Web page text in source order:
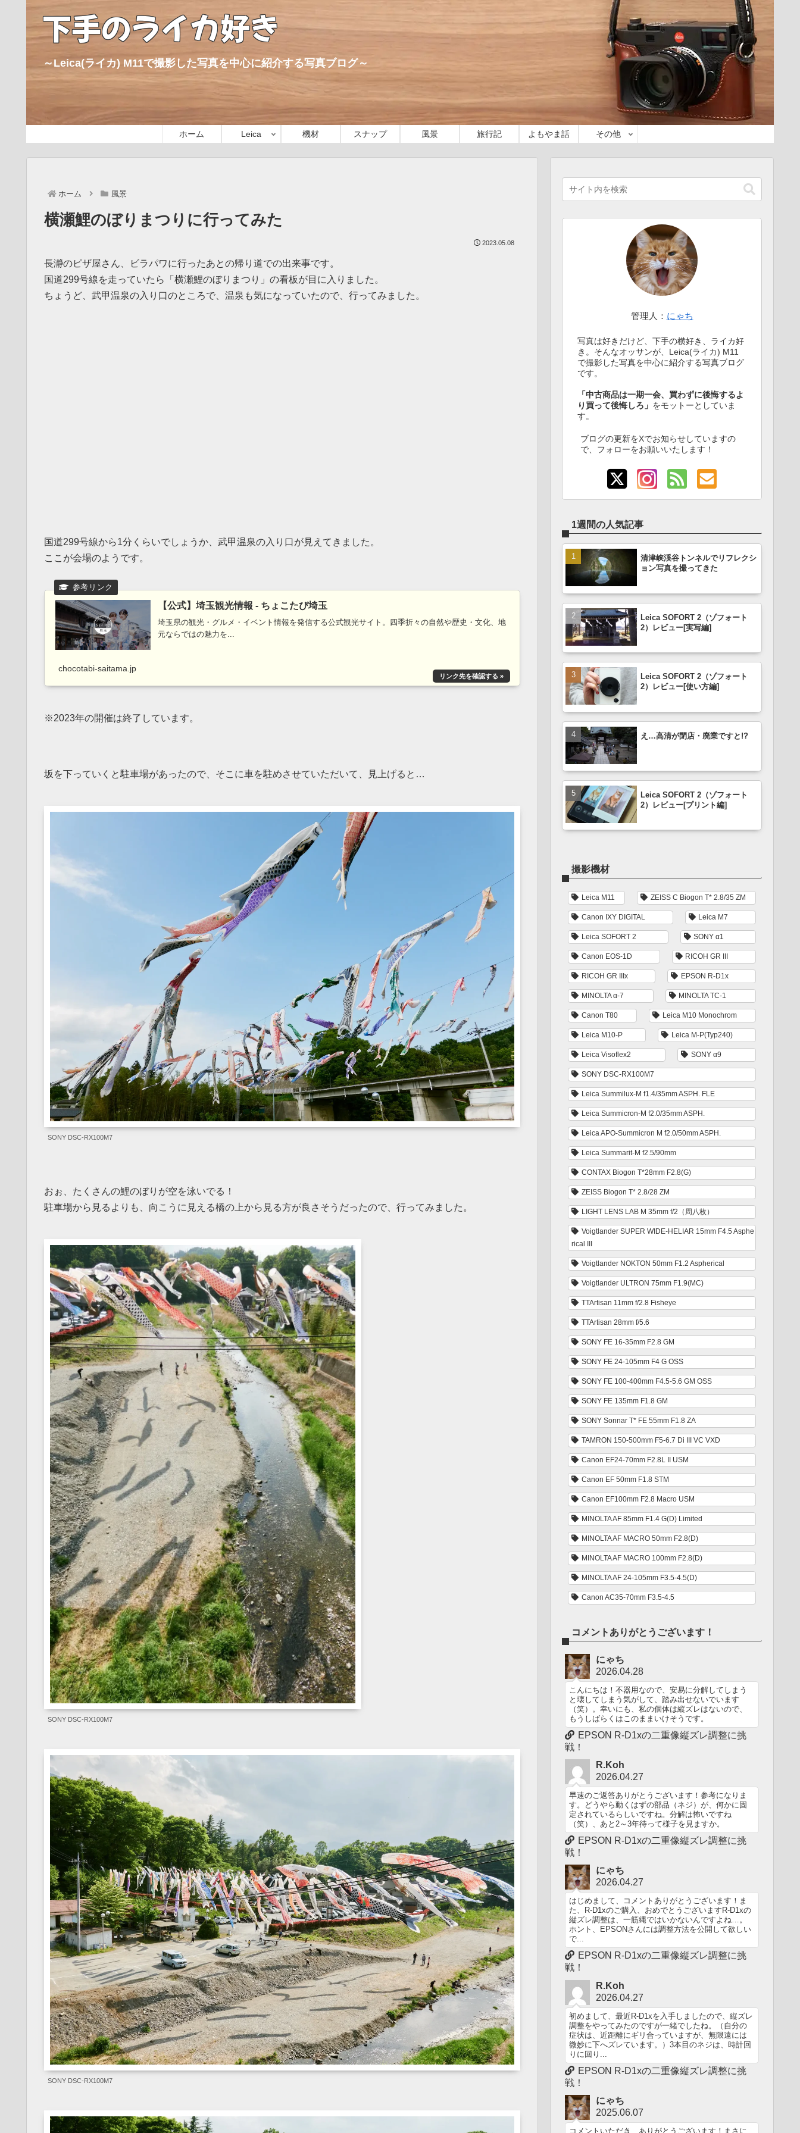
下手のライカ好き
～Leica(ライカ) M11で撮影した写真を中心に紹介する写真ブログ～
ホーム Leica 機材 スナップ 風景 旅行記 よもやま話 その他
ホーム 風景
横瀬鯉のぼりまつりに行ってみた
2023.05.08
長瀞のピザ屋さん、ビラパワに行ったあとの帰り道での出来事です。
国道299号線を走っていたら「横瀬鯉のぼりまつり」の看板が目に入りました。
ちょうど、武甲温泉の入り口のところで、温泉も気になっていたので、行ってみました。
国道299号線から1分くらいでしょうか、武甲温泉の入り口が見えてきました。
ここが会場のようです。
【公式】埼玉観光情報 - ちょこたび埼玉
埼玉県の観光・グルメ・イベント情報を発信する公式観光サイト。四季折々の自然や歴史・文化、地
元ならではの魅力を...
chocotabi-saitama.jp
※2023年の開催は終了しています。
坂を下っていくと駐車場があったので、そこに車を駐めさせていただいて、見上げると…
SONY DSC-RX100M7
おぉ、たくさんの鯉のぼりが空を泳いでる！
駐車場から見るよりも、向こうに見える橋の上から見る方が良さそうだったので、行ってみました。
SONY DSC-RX100M7
SONY DSC-RX100M7
管理人： にゃち
写真は好きだけど、下手の横好き、ライカ好
き。そんなオッサンが、Leica(ライカ) M11
で撮影した写真を中心に紹介する写真ブログ
です。
「中古商品は一期一会、買わずに後悔するよ
り買って後悔しろ」 をモットーとしていま
す。
ブログの更新をXでお知らせしていますの
で、フォローをお願いいたします！
1週間の人気記事
清津峡渓谷トンネルでリフレクシ
ョン写真を撮ってきた
Leica SOFORT 2（ゾフォート
2）レビュー[実写編]
Leica SOFORT 2（ゾフォート
2）レビュー[使い方編]
え…高清が閉店・廃業ですと!?
Leica SOFORT 2（ゾフォート
2）レビュー[プリント編]
撮影機材
Leica M11 ZEISS C Biogon T* 2.8/35 ZM
Canon IXY DIGITAL Leica M7
Leica SOFORT 2 SONY α1
Canon EOS-1D RICOH GR III
RICOH GR IIIx EPSON R-D1x
MINOLTA α-7 MINOLTA TC-1
Canon T80 Leica M10 Monochrom
Leica M10-P Leica M-P(Typ240)
Leica Visoflex2 SONY α9
SONY DSC-RX100M7
Leica Summilux-M f1.4/35mm ASPH. FLE
Leica Summicron-M f2.0/35mm ASPH.
Leica APO-Summicron M f2.0/50mm ASPH.
Leica Summarit-M f2.5/90mm
CONTAX Biogon T*28mm F2.8(G)
ZEISS Biogon T* 2.8/28 ZM
LIGHT LENS LAB M 35mm f/2（周八枚）
Voigtlander SUPER WIDE-HELIAR 15mm F4.5 Asphe
rical III
Voigtlander NOKTON 50mm F1.2 Aspherical
Voigtlander ULTRON 75mm F1.9(MC)
TTArtisan 11mm f/2.8 Fisheye
TTArtisan 28mm f/5.6
SONY FE 16-35mm F2.8 GM
SONY FE 24-105mm F4 G OSS
SONY FE 100-400mm F4.5-5.6 GM OSS
SONY FE 135mm F1.8 GM
SONY Sonnar T* FE 55mm F1.8 ZA
TAMRON 150-500mm F5-6.7 Di III VC VXD
Canon EF24-70mm F2.8L II USM
Canon EF 50mm F1.8 STM
Canon EF100mm F2.8 Macro USM
MINOLTA AF 85mm F1.4 G(D) Limited
MINOLTA AF MACRO 50mm F2.8(D)
MINOLTA AF MACRO 100mm F2.8(D)
MINOLTA AF 24-105mm F3.5-4.5(D)
Canon AC35-70mm F3.5-4.5
コメントありがとうございます！
にゃち
2026.04.28
こんにちは！不器用なので、安易に分解してしまう
と壊してしまう気がして、踏み出せないでいます
（笑）。幸いにも、私の個体は縦ズレはないので、
もうしばらくはこのままいけそうです。
EPSON R-D1xの二重像縦ズレ調整に挑
戦！
R.Koh
2026.04.27
早速のご返答ありがとうございます！参考になりま
す。どうやら動くはずの部品（ネジ）が、何かに固
定されているらしいですね。分解は怖いですね
（笑）、あと2～3年待って様子を見ますか。
EPSON R-D1xの二重像縦ズレ調整に挑
戦！
にゃち
2026.04.27
はじめまして、コメントありがとうございます！ま
た、R-D1xのご購入、おめでとうございますR-D1xの
縦ズレ調整は、一筋縄ではいかないんですよね…。
ホント、EPSONさんには調整方法を公開して欲しい
で...
EPSON R-D1xの二重像縦ズレ調整に挑
戦！
R.Koh
2026.04.27
初めまして、最近R-D1xを入手しましたので、縦ズレ
調整をやってみたのですが一緒でしたね。（自分の
症状は、近距離にギリ合っていますが、無限遠には
微妙に下へズレています。）3本目のネジは、時計回
りに回り...
EPSON R-D1xの二重像縦ズレ調整に挑
戦！
にゃち
2025.06.07
コメントいただき、ありがとうございます！まさに